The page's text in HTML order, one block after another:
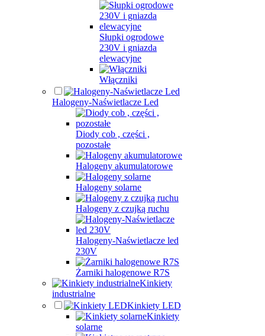
Słupki ogrodowe
230V i gniazda
elewacyjne
Włączniki
Halogeny-Naświetlacze Led
Diody cob , części ,
pozostałe
Halogeny akumulatorowe
Halogeny solarne
Halogeny z czujką ruchu
Halogeny-Naświetlacze led
230V
Żarniki halogenowe R7S
Kinkiety
industrialne
Kinkiety LED
Kinkiety
solarne